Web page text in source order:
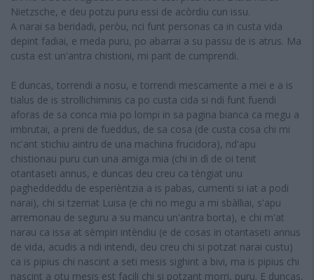
Nietzsche, e deu potzu puru essi de acòrdiu cun issu.
A narai sa beridadi, peròu, nci funt personas ca in custa vida
depint fadiai, e meda puru, po abarrai a su passu de is atrus. Ma
custa est un'antra chistioni, mi parit de cumprendi.
E duncas, torrendi a nosu, e torrendi mescamente a mei e a is
tialus de is strollichiminis ca po custa cida si ndi funt fuendi
aforas de sa conca mia po lompi in sa pagina bianca ca megu a
imbrutai, a preni de fueddus, de sa cosa (de custa cosa chi mi
nc'ant stichiu aintru de una machina frucidora), nd'apu
chistionau puru cun una amiga mia (chi in dì de oi tenit
otantaseti annus, e duncas deu creu ca tèngiat unu
pagheddeddu de esperièntzia a is pabas, cumenti si iat a podi
narai), chi si tzerriat Luisa (e chi no megu a mi sbàlliai, s'apu
arremonau de seguru a su mancu un'antra borta), e chi m'at
narau ca issa at sèmpiri intèndiu (e de cosas in otantaseti annus
de vida, acudis a ndi intendi, deu creu chi si potzat narai custu)
ca is pipius chi nascint a seti mesis sighint a bivi, ma is pipius chi
nascint a otu mesis est facili chi si potzant morri, puru. E duncas,